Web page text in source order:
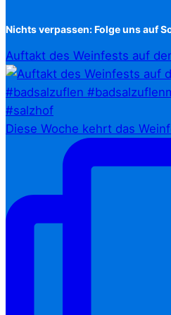
Nichts verpassen: Folge uns auf
Auftakt des Weinfests auf
Diese Woche kehrt das